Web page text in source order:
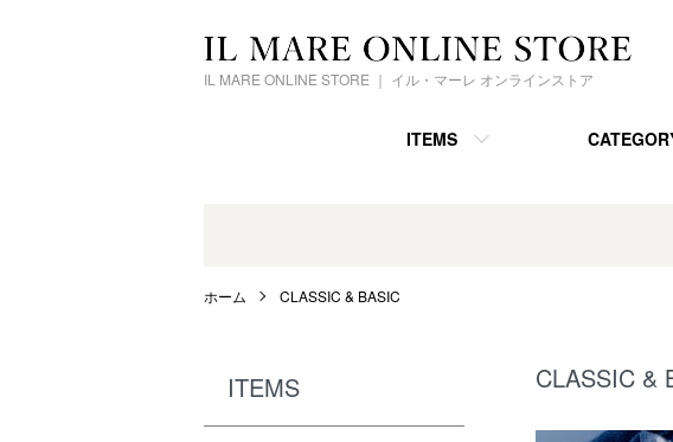
IL MARE ONLINE STORE ｜ イル・マーレ オンラインストア
ITEMS
ホーム CLASSIC & BASIC
CLASSIC &
ITEMS